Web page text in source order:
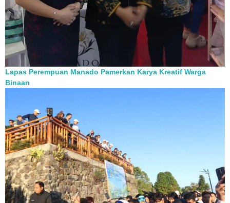
Lapas Perempuan Manado Pamerkan Karya Kreatif Warga
Binaan